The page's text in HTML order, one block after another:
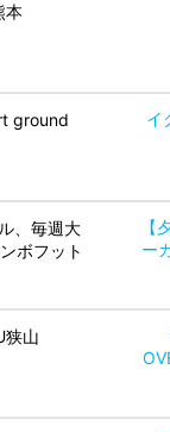
本
ground
イ
、毎週大
ボフット
【
ー
狭山